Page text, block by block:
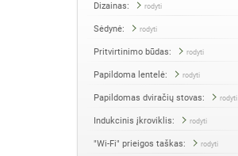
Dizainas: rodyti
Sėdynė: rodyti
Pritvirtinimo būdas: rodyti
Papildoma lentelė: rodyti
Papildomas dviračių stovas: rodyti
Indukcinis įkroviklis: rodyti
"Wi-Fi" prieigos taškas: rodyti